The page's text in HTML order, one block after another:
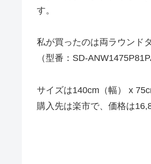
す。
私が買ったのは両ラウンド
（型番：SD-
サイズは140cm（幅） x
購入先は楽市で、価格は